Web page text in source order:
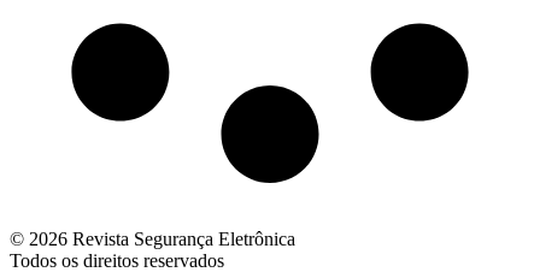
© 2026 Revista Segurança Eletrônica
Todos os direitos reservados